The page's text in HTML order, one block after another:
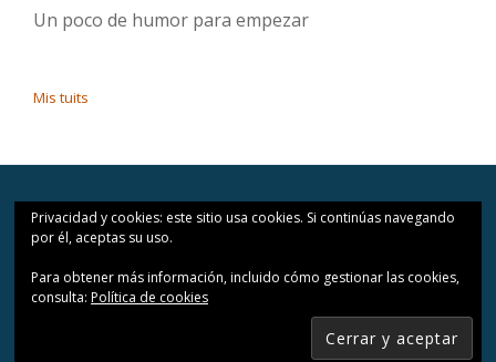
Un poco de humor para empezar
Mis tuits
Copyright © 2016 Andrés Borja -Todos los Derechos Reservados - All
Menú
Privacidad y cookies: este sitio usa cookies. Si continúas navegando
por él, aceptas su uso.
Para obtener más información, incluido cómo gestionar las cookies,
consulta: Política de cookies